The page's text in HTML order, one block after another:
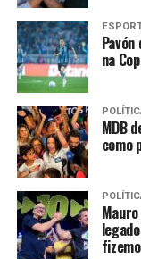
Como forma de
uma atuação mais
“Como vamos
mais trabalho.
dando mais
celeridade. Para
disse.
na
MDB
como